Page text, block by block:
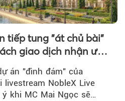
tiếp tung "át chủ bài"
giao dịch nhận ưu
án "đình đám" của
livestream NobleX Live
khi MC Mai Ngọc sẽ